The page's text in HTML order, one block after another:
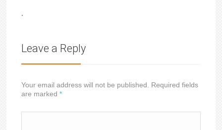
.
Leave a Reply
Your email address will not be published. Required fields
are marked*